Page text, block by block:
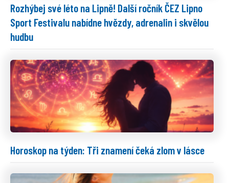
Rozhýbej své léto na Lipně! Další ročník ČEZ Lipno
Sport Festivalu nabídne hvězdy, adrenalin i skvělou
hudbu
Horoskop na týden: Tři znamení čeká zlom v lásce